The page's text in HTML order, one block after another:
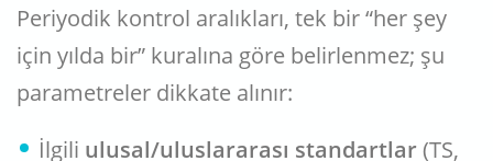
Periyodik kontrol aralıkları, tek bir “her şey
için yılda bir” kuralına göre belirlenmez; şu
parametreler dikkate alınır:
İlgili ulusal/uluslararası standartlar(TS,